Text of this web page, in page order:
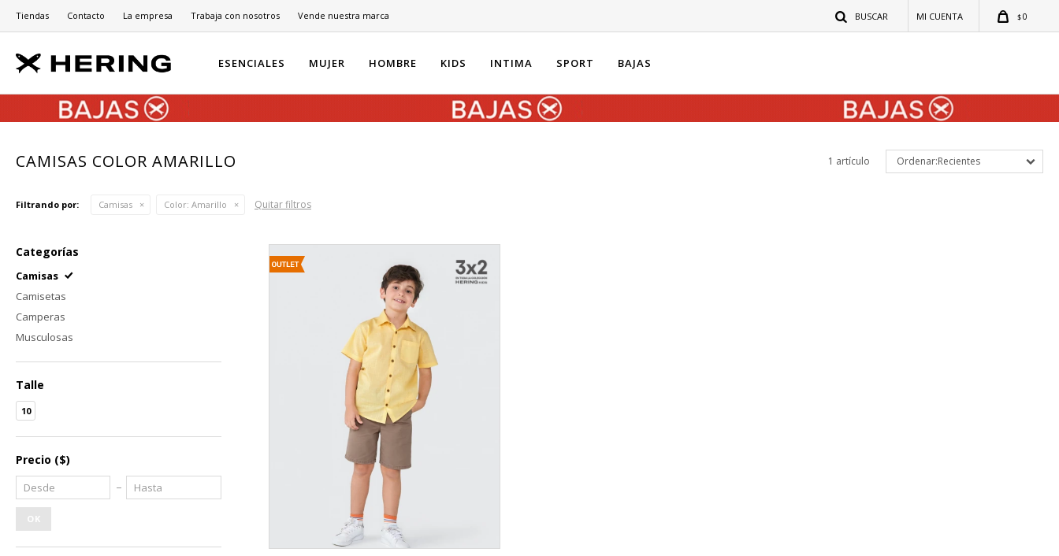
ESENCIALES MUJER HOMBRE KIDS INTIMA SPORT BAJAS
$0
Tiendas Contacto La empresa Trabaja con nosotros Vende nuestra marca
CAMISAS COLOR AMARILLO 1 artículo Recientes
Filtrando por: Camisas Color: Amarillo Quitar filtros
Categorías
Camisas
Camisetas
Camperas
Musculosas
Talle
10
Precio ($)
OK